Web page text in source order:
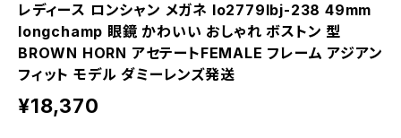
レディース ロンシャン メガネ lo2779lbj-238 49mm
longchamp 眼鏡 かわいい おしゃれ ボストン 型
BROWN HORN アセテートFEMALE フレーム アジアン
フィット モデル ダミーレンズ発送
¥18,370